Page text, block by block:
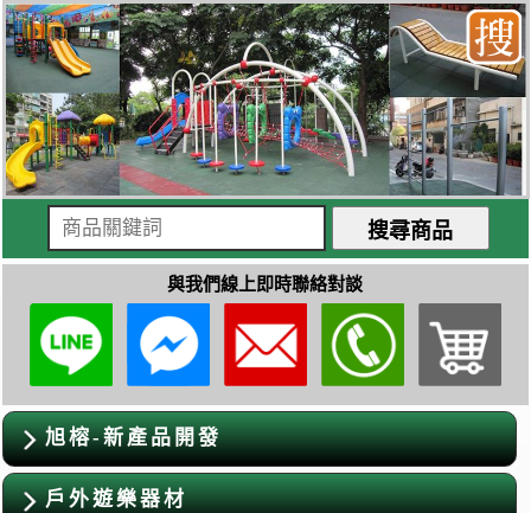
與我們線上即時聯絡對談
旭榕-新產品開發
戶外遊樂器材